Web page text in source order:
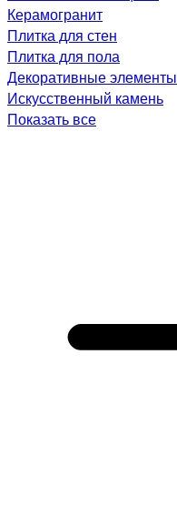
Керамогранит
Плитка для стен
Плитка для пола
Декоративные элементы
Искусственный камень
Показать все